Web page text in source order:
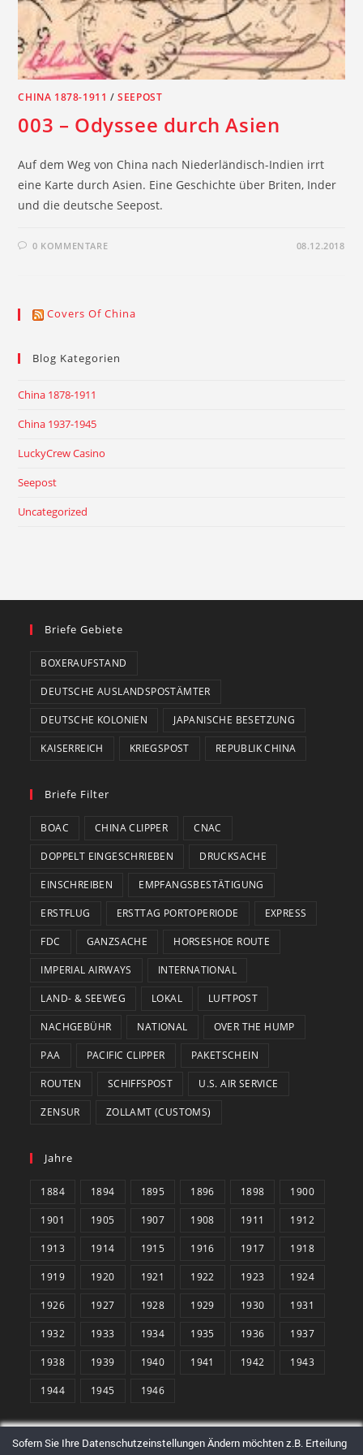
CHINA 1878-1911 /SEEPOST
003 – Odyssee durch Asien
Auf dem Weg von China nach Niederländisch-Indien irrt
eine Karte durch Asien. Eine Geschichte über Briten, Inder
und die deutsche Seepost.
0 KOMMENTARE 08.12.2018
Covers Of China
Blog Kategorien
China 1878-1911
China 1937-1945
LuckyCrew Casino
Seepost
Uncategorized
Briefe Gebiete
BOXERAUFSTAND
DEUTSCHE AUSLANDSPOSTÄMTER
DEUTSCHE KOLONIEN JAPANISCHE BESETZUNG
KAISERREICH KRIEGSPOST REPUBLIK CHINA
Briefe Filter
BOAC CHINA CLIPPER CNAC
DOPPELT EINGESCHRIEBEN DRUCKSACHE
EINSCHREIBEN EMPFANGSBESTÄTIGUNG
ERSTFLUG ERSTTAG PORTOPERIODE EXPRESS
FDC GANZSACHE HORSESHOE ROUTE
IMPERIAL AIRWAYS INTERNATIONAL
LAND- & SEEWEG LOKAL LUFTPOST
NACHGEBÜHR NATIONAL OVER THE HUMP
PAA PACIFIC CLIPPER PAKETSCHEIN
ROUTEN SCHIFFSPOST U.S. AIR SERVICE
ZENSUR ZOLLAMT (CUSTOMS)
Jahre
1884 1894 1895 1896 1898 1900
1901 1905 1907 1908 1911 1912
1913 1914 1915 1916 1917 1918
1919 1920 1921 1922 1923 1924
1926 1927 1928 1929 1930 1931
1932 1933 1934 1935 1936 1937
1938 1939 1940 1941 1942 1943
1944 1945 1946
Sofern Sie Ihre Datenschutzeinstellungen Ändern möchten z.B. Erteilung